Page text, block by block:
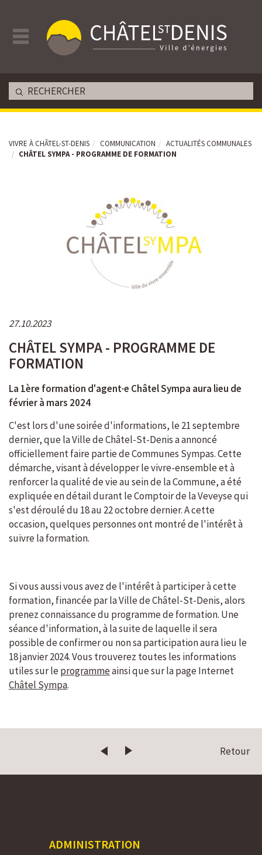
VIVRE À CHÂTEL-ST-DENIS COMMUNICATION
ACTUALITÉS COMMUNALES
CHÂTEL SYMPA - PROGRAMME DE FORMATION
27.10.2023
CHÂTEL SYMPA - PROGRAMME DE
FORMATION
La 1ère formation d'agent·e Châtel Sympa aura lieu de
février à mars 2024
C'est lors d'une soirée d'informations, le 21 septembre
dernier, que la Ville de Châtel-St-Denis a annoncé
officiellement faire partie de Communes Sympas. Cette
démarche, visant à développer le vivre-ensemble et à
renforcer la qualité de vie au sein de la Commune, a été
expliquée en détail durant le Comptoir de la Veveyse qui
s'est déroulé du 18 au 22 octobre dernier. A cette
occasion, quelques personnes ont montré de l'intérêt à
suivre la formation.
Si vous aussi vous avez de l'intérêt à participer à cette
formation, financée par la Ville de Châtel-St-Denis, alors
prenez connaissance du programme de formation. Une
séance d'information, à la suite de laquelle il sera
possible de confirmer ou non sa participation aura lieu le
18 janvier 2024. Vous trouverez toutes les informations
utiles sur leprogrammeainsi que sur la page Internet
Châtel Sympa.
Retour
ADMINISTRATION